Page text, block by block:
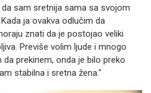
sam sretnija sama sa svojom
ja ovakva odlučim da
znati da je postojao veliki
Previše volim ljude i mnogo
prekinem, onda je bilo preko
stabilna i sretna žena."